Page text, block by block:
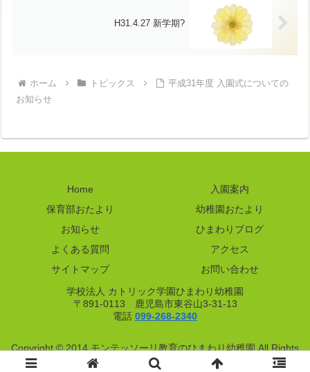
H31.4.27 新学期?
ホーム トピックス
平成31年度 入園式についての
お知らせ
Home
入園案内
保育部おたより
幼稚園おたより
お知らせ
ひまわりブログ
よくある質問
アクセス
サイトマップ
お問い合わせ
学校法人 カトリック学園ひまわり幼稚園
〒891-0113 鹿児島市東谷山3-31-13
電話 099-268-2340
Copyright © 2014 モンテッソーリ教育のひまわり幼稚園 All Rights
Reserved.